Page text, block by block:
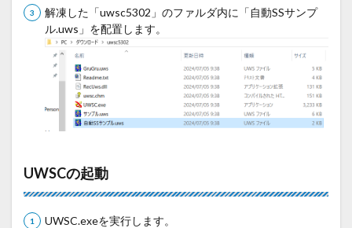
解凍した「uwsc5302」のファルダ内に「自動SSサンプ
ル.uws」を配置します。
UWSCの起動
UWSC.exeを実行します。